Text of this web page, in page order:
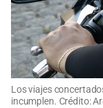
Los viajes
incumplen. Crédito: